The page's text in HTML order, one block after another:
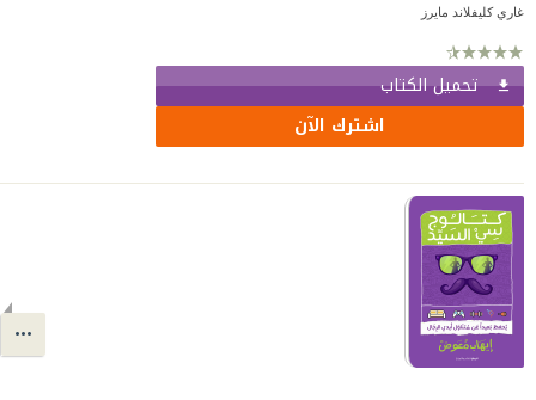
غاري كليفلاند مايرز
تحميل الكتاب
اشترك الآن